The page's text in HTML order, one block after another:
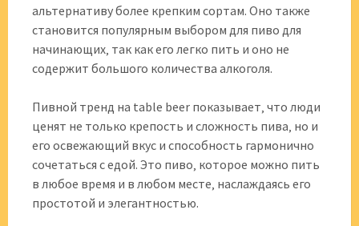
альтернативу более крепким сортам. Оно также
становится популярным выбором для пиво для
начинающих‚ так как его легко пить и оно не
содержит большого количества алкоголя.
Пивной тренд на table beer показывает‚ что люди
ценят не только крепость и сложность пива‚ но и
его освежающий вкус и способность гармонично
сочетаться с едой. Это пиво‚ которое можно пить
в любое время и в любом месте‚ наслаждаясь его
простотой и элегантностью.